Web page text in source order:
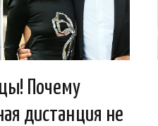
Почему
дистанция не